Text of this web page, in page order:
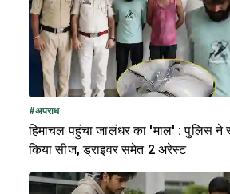
#अपराध
हिमाचल पहुंचा जालंधर का 'माल' : पुलिस ने
किया सीज, ड्राइवर समेत 2 अरेस्ट